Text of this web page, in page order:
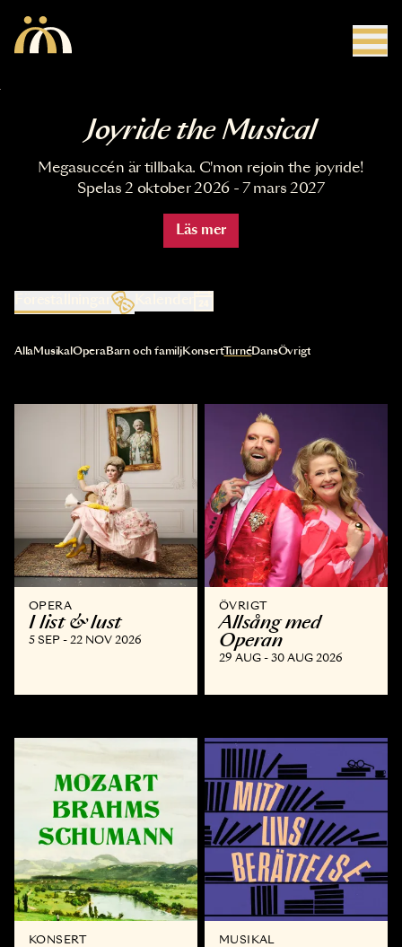
Joyride the Musical
Megasuccén är tillbaka. C'mon rejoin the joyride!
Spelas 2 oktober 2026 - 7 mars 2027
Läs mer
Kalender
Val av kategori uppdaterar innehållet automatiskt
AllaMusikal OperaBarn och familjKonsertTurnéDansÖvrigt
OPERA
I list & lust
5 SEP - 22 NOV 2026
ÖVRIGT
Allsång med
Operan
29 AUG - 30 AUG 2026
KONSERT MUSIKAL